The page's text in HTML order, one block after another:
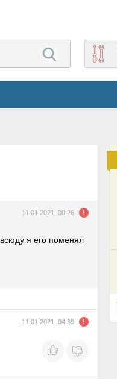
11.01.2021, 00:26
я его поменял
11.01.2021, 04:39